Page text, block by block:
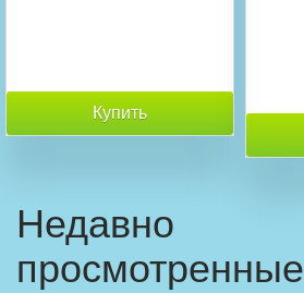
Купить
Недавно
просмотренные